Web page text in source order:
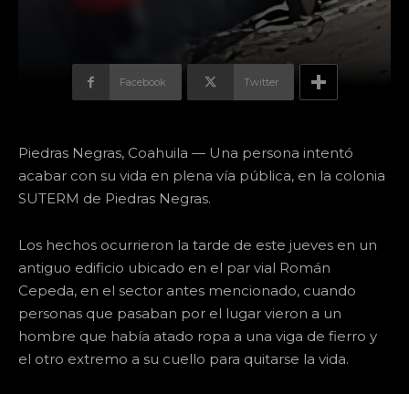
Facebook Twitter
Piedras Negras, Coahuila — Una persona intentó
acabar con su vida en plena vía pública, en la colonia
SUTERM de Piedras Negras.
Los hechos ocurrieron la tarde de este jueves en un
antiguo edificio ubicado en el par vial Román
Cepeda, en el sector antes mencionado, cuando
personas que pasaban por el lugar vieron a un
hombre que había atado ropa a una viga de fierro y
el otro extremo a su cuello para quitarse la vida.